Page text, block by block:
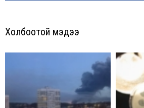
Холбоотой мэдээ